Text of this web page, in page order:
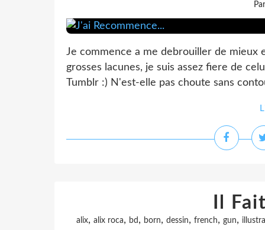
Je commence a me debrouiller de
grosses lacunes, je suis assez fiere de
Tumblr :) N'est-elle pas choute sans
Il
alix, alix roca, bd , born, dessin, french, gun,